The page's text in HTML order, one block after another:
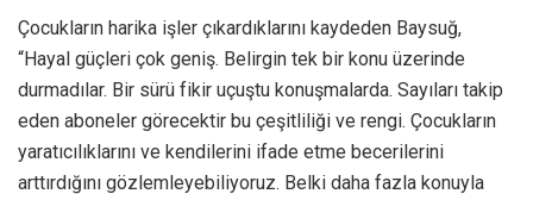
Çocukların harika işler çıkardıklarını kaydeden Baysuğ,
“Hayal güçleri çok geniş. Belirgin tek bir konu üzerinde
durmadılar. Bir sürü fikir uçuştu konuşmalarda. Sayıları takip
eden aboneler görecektir bu çeşitliliği ve rengi. Çocukların
yaratıcılıklarını ve kendilerini ifade etme becerilerini
arttırdığını gözlemleyebiliyoruz. Belki daha fazla konuyla